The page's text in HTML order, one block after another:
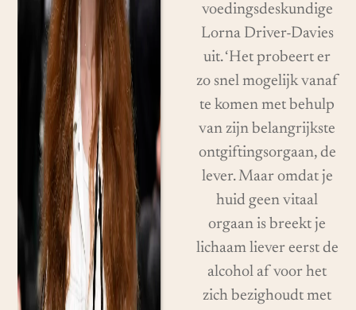
voedingsdeskundige
Lorna Driver-Davies
uit. ‘Het probeert er
zo snel mogelijk vanaf
te komen met behulp
van zijn belangrijkste
ontgiftingsorgaan, de
lever. Maar omdat je
huid geen vitaal
orgaan is breekt je
lichaam liever eerst de
alcohol af voor het
zich bezighoudt met